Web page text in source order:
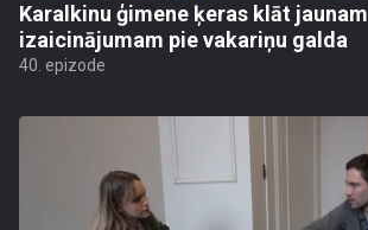
Karalkinu ģimene ķeras klāt jaunam
izaicinājumam pie vakariņu galda
40. epizode